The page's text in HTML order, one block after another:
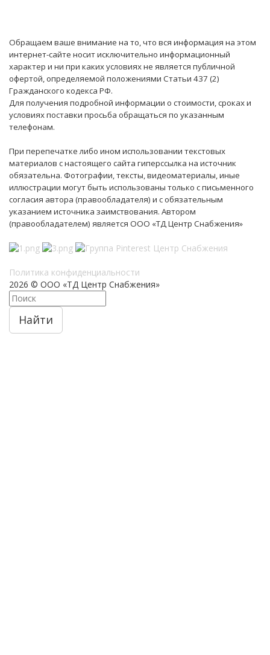
Обращаем ваше внимание на то, что вся информация на этом
интернет-сайте носит исключительно информационный
характер и ни при каких условиях не является публичной
офертой, определяемой положениями Статьи 437 (2)
Гражданского кодекса РФ.
Для получения подробной информации о стоимости, сроках и
условиях поставки просьба обращаться по указанным
телефонам.
При перепечатке либо ином использовании текстовых
материалов с настоящего сайта гиперссылка на источник
обязательна. Фотографии, тексты, видеоматериалы, иные
иллюстрации могут быть использованы только с письменного
согласия автора (правообладателя) и с обязательным
указанием источника заимствования. Автором
(правообладателем) является ООО «ТД Центр Снабжения»
Политика конфиденциальности
2026 © ООО «ТД Центр Снабжения»
Найти